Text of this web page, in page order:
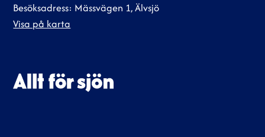
Besöksadress: Mässvägen 1, Älvsjö
Visa på karta